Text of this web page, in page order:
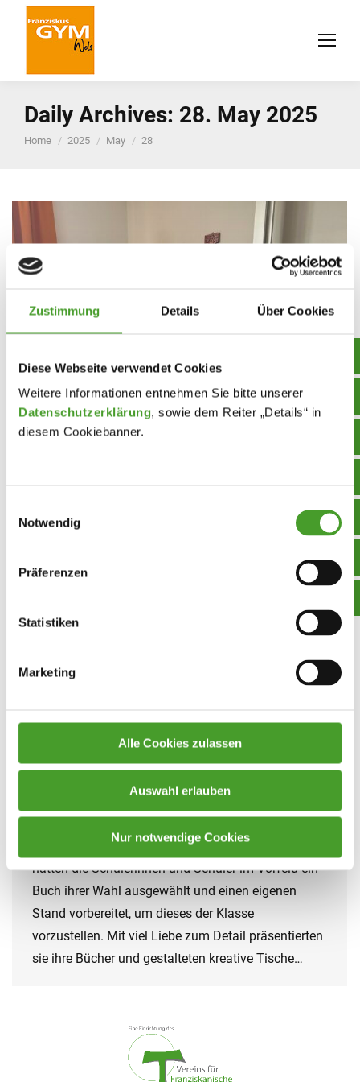
Zustimmung Details Über Cookies
Diese Webseite verwendet Cookies
Weitere Informationen entnehmen Sie bitte unserer
Datenschutzerklärung, sowie dem Reiter „Details“ in
diesem Cookiebanner.
Notwendig
Präferenzen
Statistiken
Marketing
Alle Cookies zulassen
Auswahl erlauben
Nur notwendige Cookies
Daily Archives: 28. May 2025
You are here:
Home 2025 May 28
„Lesen macht Lust“ – Die Klasse 5A
Byhomepage 28. May 2025
Am Dienstag, 27. Mai verwandelte sich das
Buchmesse. Im Rahmen des Deutschunterrichts
hatten die Schülerinnen und Schüler im Vorfeld ein
Buch ihrer Wahl ausgewählt und einen eigenen
Stand vorbereitet, um dieses der Klasse
vorzustellen. Mit viel Liebe zum Detail präsentierten
sie ihre Bücher und gestalteten kreative Tische…